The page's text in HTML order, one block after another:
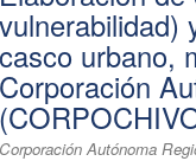
vulnerabilidad)
casco urbano,
Corporación
Corporación Autónoma